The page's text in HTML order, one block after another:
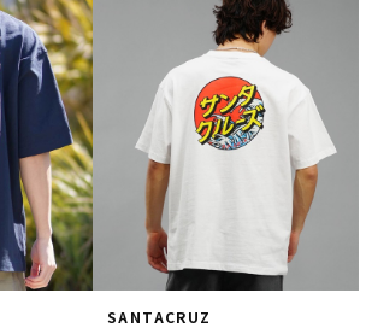
SANTACRUZ